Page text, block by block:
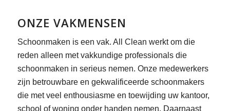
ONZE VAKMENSEN
Schoonmaken is een vak. All Clean werkt om die
reden alleen met vakkundige professionals die
schoonmaken in serieus nemen. Onze medewerkers
zijn betrouwbare en gekwalificeerde schoonmakers
die met veel enthousiasme en toewijding uw kantoor,
school of woning onder handen nemen. Daarnaast